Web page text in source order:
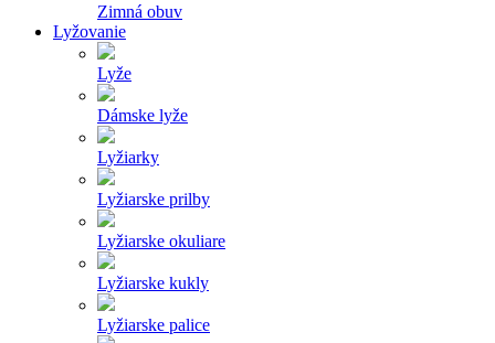
Zimná obuv
Lyžovanie
Lyže
Dámske lyže
Lyžiarky
Lyžiarske prilby
Lyžiarske okuliare
Lyžiarske kukly
Lyžiarske palice